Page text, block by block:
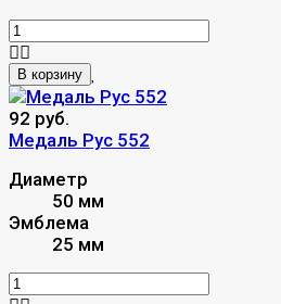
В корзину
92 руб.
Медаль Рус 552
Диаметр
50 мм
Эмблема
25 мм